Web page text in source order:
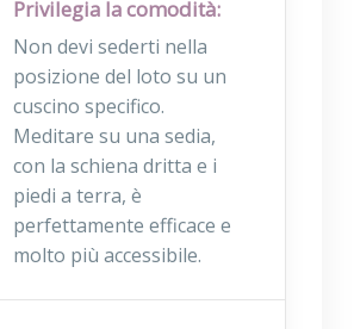
Privilegia la comodità:
Non devi sederti nella
posizione del loto su un
cuscino specifico.
Meditare su una sedia,
con la schiena dritta e i
piedi a terra, è
perfettamente efficace e
molto più accessibile.